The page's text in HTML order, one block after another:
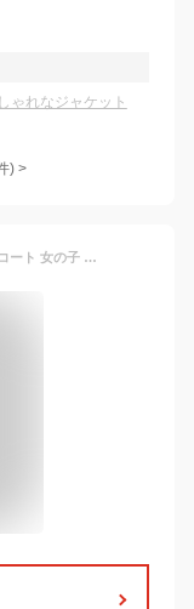
ゃれなジャケット
) >
チェスターコート キッズ 子供服 ダッフルコート 女の子 フォーマル 丸襟 女の子のコート キッズ 冬コート 春物 秋物 アウター フレア 可愛い ジュニア 幼稚園 卒園式 結婚式 発表会 入学式 通園 通学 演奏会